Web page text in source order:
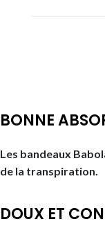
BONNE
Les bandeaux
de la transpiration.
DOUX ET